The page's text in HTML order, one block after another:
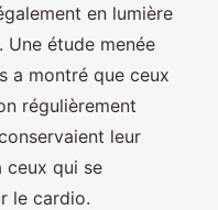
en lumière
étude menée
a montré que ceux
régulièrement
leur
ceux qui se
le cardio.